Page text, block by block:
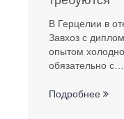
В Герцелии в
Завхоз с
опытом
обязательно с…
Подробнее